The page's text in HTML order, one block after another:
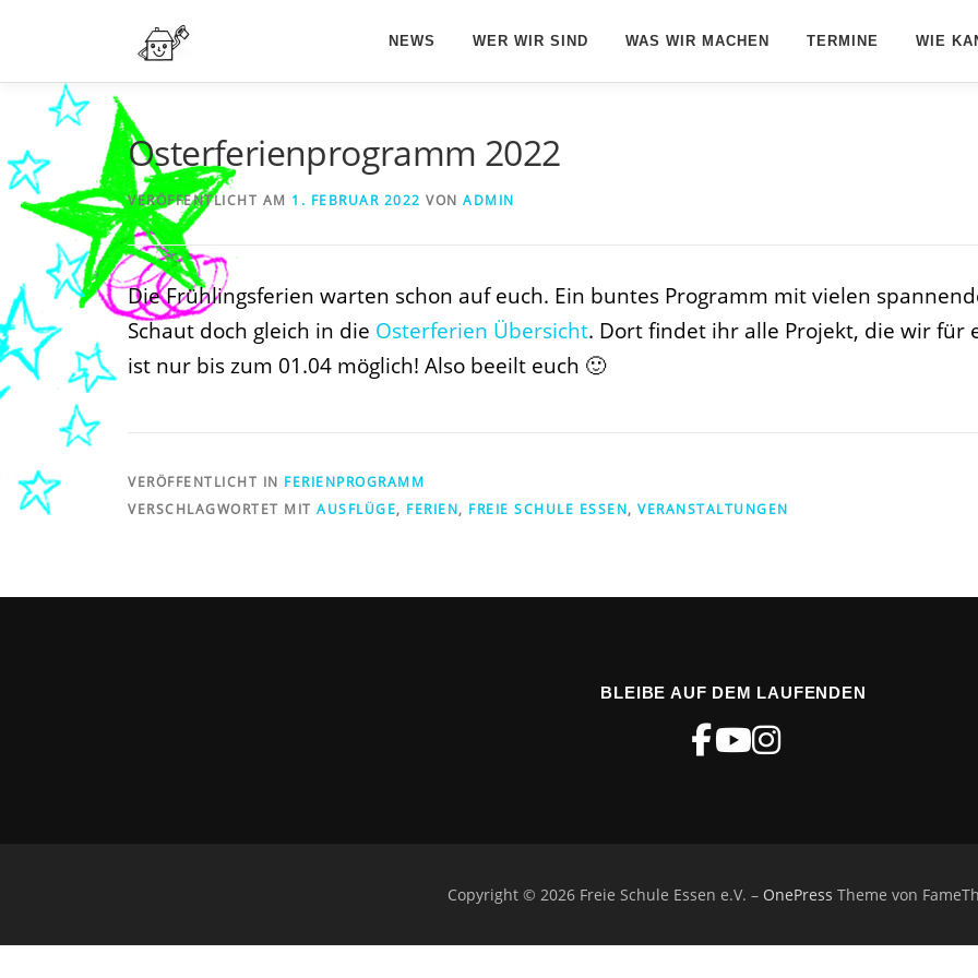
NEWS WER WIR SIND WAS WIR MACHEN TERMINE WIE
Osterferienprogramm 2022
VERÖFFENTLICHT AM 1. FEBRUAR 2022 VON ADMIN
Die Frühlingsferien warten schon auf euch. Ein buntes Programm mit vielen
Schaut doch gleich in die Osterferien Übersicht. Dort findet ihr alle Projekt, die wir
ist nur bis zum 01.04 möglich! Also beeilt euch 🙂
VERÖFFENTLICHT IN FERIENPROGRAMM
VERSCHLAGWORTET MIT AUSFLÜGE, FERIEN, FREIE SCHULE ESSEN, VERANSTALTUNGEN
BLEIBE AUF DEM LAUFENDEN
Copyright © 2026 Freie Schule Essen e.V. – OnePress Theme von